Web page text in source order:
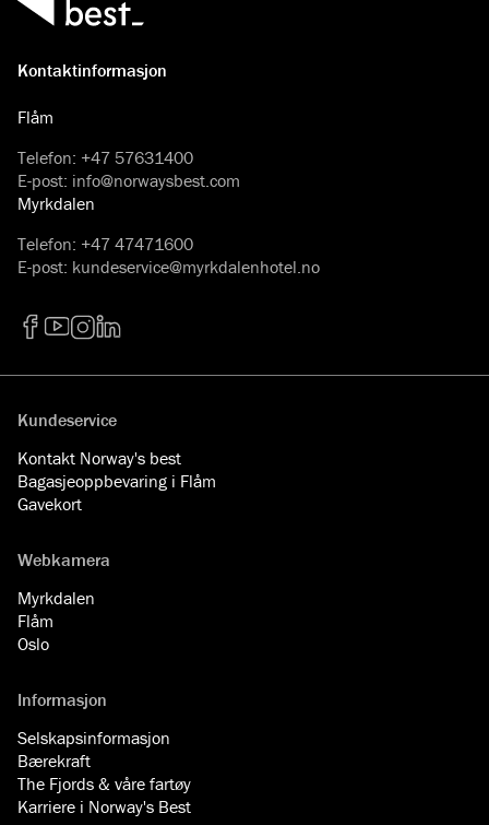
Kontaktinformasjon
Flåm
Telefon: +47 57631400
E-post: info@norwaysbest.com
Myrkdalen
Telefon: +47 47471600
E-post: kundeservice@myrkdalenhotel.no
Kundeservice
Kontakt Norway's best
Bagasjeoppbevaring i Flåm
Gavekort
Webkamera
Myrkdalen
Flåm
Oslo
Informasjon
Selskapsinformasjon
Bærekraft
The Fjords & våre fartøy
Karriere i Norway's Best